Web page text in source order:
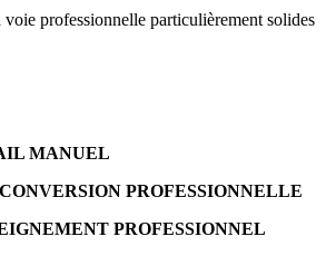
professionnelle particulièrement solides
MANUEL
PROFESSIONNELLE
PROFESSIONNEL